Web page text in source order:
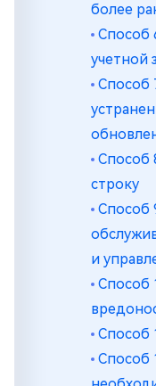
более
Способ
учетной
Способ
Способ
строку
Способ
и
Способ
Способ
Способ